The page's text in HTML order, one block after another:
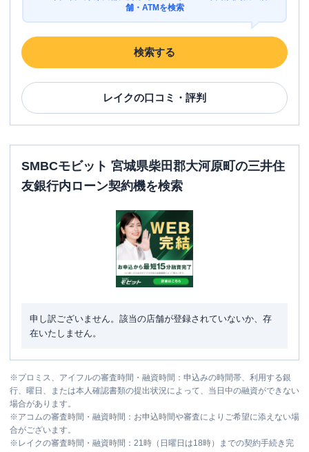
舗・ATMを検索
検索する
レイクの口コミ・評判
SMBCモビット 宮城県柴田郡大河原町の三井住
友銀行内ローン契約機を検索
申し訳ございません。該当の店舗が登録されていないか、存
在いたしません。
※プロミス、アイフルの審査時間・融資時間：申込みの時間帯、利用する銀
行、曜日、または本人確認書類の提出状況によって、当日中の融資ができない
場合があります。
※アコムの審査時間・融資時間：お申込時間や審査によりご希望に添えない場
合がございます。
※ レイクの審査時間・融資時間：21時（日曜日は18時）までの契約手続き完